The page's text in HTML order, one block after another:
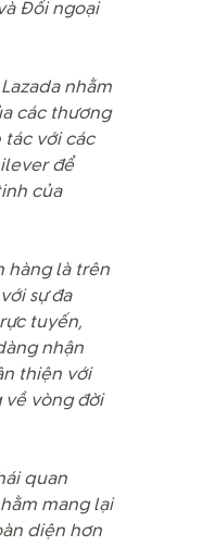
Đối ngoại
nhằm
các thương
tác với các
để
của
hàng là trên
sự đa
tuyến,
nhận
thiện với
về vòng đời
quan
mang lại
diện hơn